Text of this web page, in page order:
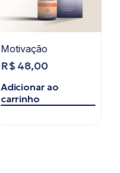
Motivação
R$48,00
Adicionar ao
carrinho